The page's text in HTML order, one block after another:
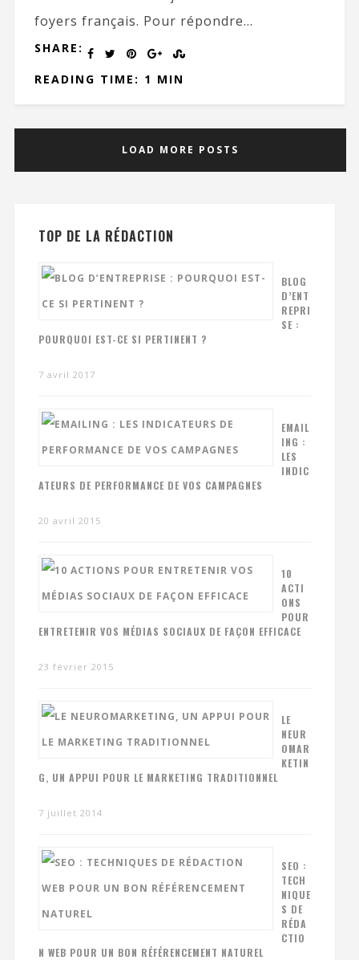
foyers français. Pour répondre...
SHARE:
READING TIME: 1 MIN
LOAD MORE POSTS
TOP DE LA RÉDACTION
BLOG
D’ENT
REPRI
SE :
POURQUOI EST-CE SI PERTINENT ?
7 avril 2017
EMAIL
ING :
LES
INDIC
ATEURS DE PERFORMANCE DE VOS CAMPAGNES
20 avril 2015
10
ACTI
ONS
POUR
ENTRETENIR VOS MÉDIAS SOCIAUX DE FAÇON EFFICACE
23 février 2015
LE
NEUR
OMAR
KETIN
G, UN APPUI POUR LE MARKETING TRADITIONNEL
7 juillet 2014
SEO :
TECH
NIQUE
S DE
RÉDA
CTIO
N WEB POUR UN BON RÉFÉRENCEMENT NATUREL